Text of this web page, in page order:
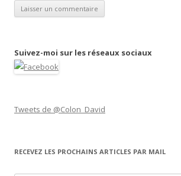
Suivez-moi sur les réseaux sociaux
Tweets de @Colon_David
RECEVEZ LES PROCHAINS ARTICLES PAR MAIL